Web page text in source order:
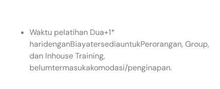
Waktu pelatihan Dua+1*
haridenganBiayatersediauntukPerorangan, Group,
dan Inhouse Training,
belumtermasukakomodasi/penginapan.